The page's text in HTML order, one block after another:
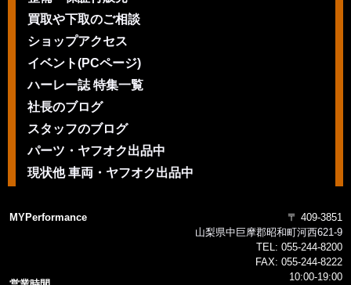
買取や下取のご相談
ショップアクセス
イベント(PCページ)
ハーレー誌 特集一覧
社長のブログ
スタッフのブログ
パーツ・ヤフオク出品中
現状他 車両・ヤフオク出品中
MYPerformance
〒 409-3851
山梨県中巨摩郡昭和町河西621-9
TEL: 055-244-8200
FAX: 055-244-8222
10:00-19:00